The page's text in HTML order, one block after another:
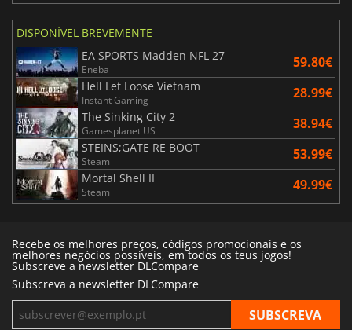
DISPONÍVEL BREVEMENTE
EA SPORTS Madden NFL 27
Eneba 59.80€
Hell Let Loose Vietnam
Instant Gaming 28.99€
The Sinking City 2
Gamesplanet US 38.94€
STEINS;GATE RE BOOT
Steam 53.99€
Mortal Shell II
Steam 49.99€
Recebe os melhores preços, códigos promocionais e os
melhores negócios possíveis, em todos os teus jogos!
Subscreve a newsletter DLCompare
Subscreva a newsletter DLCompare